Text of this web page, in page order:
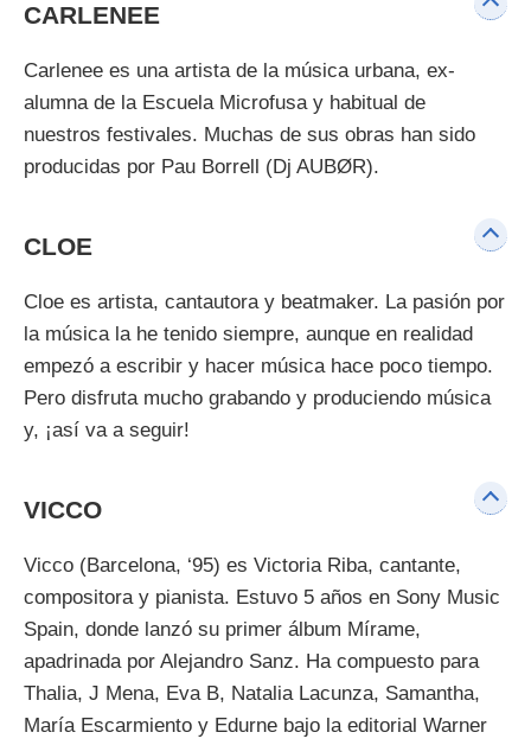
CARLENEE
Carlenee es una artista de la música urbana, ex-
alumna de la Escuela Microfusa y habitual de
nuestros festivales. Muchas de sus obras han sido
producidas por Pau Borrell (Dj AUBØR).
CLOE
Cloe es artista, cantautora y beatmaker. La pasión por
la música la he tenido siempre, aunque en realidad
empezó a escribir y hacer música hace poco tiempo.
Pero disfruta mucho grabando y produciendo música
y, ¡así va a seguir!
VICCO
Vicco (Barcelona, ‘95) es Victoria Riba, cantante,
compositora y pianista. Estuvo 5 años en Sony Music
Spain, donde lanzó su primer álbum Mírame,
apadrinada por Alejandro Sanz. Ha compuesto para
Thalia, J Mena, Eva B, Natalia Lacunza, Samantha,
María Escarmiento y Edurne bajo la editorial Warner